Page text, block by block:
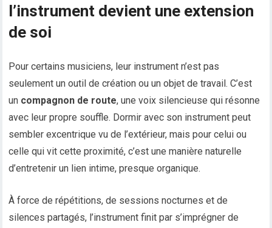
l’instrument devient une extension
de soi
Pour certains musiciens, leur instrument n’est pas
seulement un outil de création ou un objet de travail. C’est
un compagnon de route, une voix silencieuse qui résonne
avec leur propre souffle. Dormir avec son instrument peut
sembler excentrique vu de l’extérieur, mais pour celui ou
celle qui vit cette proximité, c’est une manière naturelle
d’entretenir un lien intime, presque organique.
À force de répétitions, de sessions nocturnes et de
silences partagés, l’instrument finit par s’imprégner de